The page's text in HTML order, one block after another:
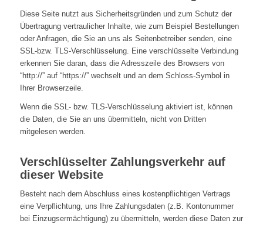
Diese Seite nutzt aus Sicherheitsgründen und zum Schutz der
Übertragung vertraulicher Inhalte, wie zum Beispiel Bestellungen
oder Anfragen, die Sie an uns als Seitenbetreiber senden, eine
SSL-bzw. TLS-Verschlüsselung. Eine verschlüsselte Verbindung
erkennen Sie daran, dass die Adresszeile des Browsers von
“http://” auf “https://” wechselt und an dem Schloss-Symbol in
Ihrer Browserzeile.
Wenn die SSL- bzw. TLS-Verschlüsselung aktiviert ist, können
die Daten, die Sie an uns übermitteln, nicht von Dritten
mitgelesen werden.
Verschlüsselter Zahlungsverkehr auf
dieser Website
Besteht nach dem Abschluss eines kostenpflichtigen Vertrags
eine Verpflichtung, uns Ihre Zahlungsdaten (z.B. Kontonummer
bei Einzugsermächtigung) zu übermitteln, werden diese Daten zur